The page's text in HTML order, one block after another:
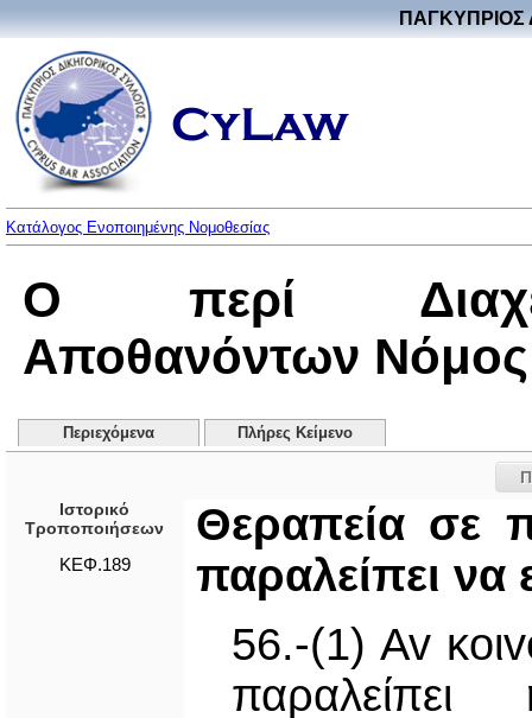
ΠΑΓΚΥΠΡΙΟΣ
Κατάλογος Ενοποιημένης Νομοθεσίας
Ο περί
Αποθανόντων
Περιεχόμενα Πλήρες Κείμενο
Ιστορικό
Τροποποιήσεων
ΚΕΦ.189
Θεραπεία σε
παραλείπει να
56.-(1) Av